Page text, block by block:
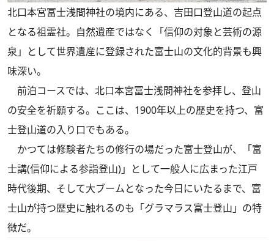
北口本宮冨士浅間神社の境内にある、吉田口登山道の起点
となる祖霊社。自然遺産ではなく「信仰の対象と芸術の源
泉」として世界遺産に登録された富士山の文化的背景も興
味深い。
前泊コースでは、北口本宮冨士浅間神社を参拝し、登山
の安全を祈願する。ここは、1900年以上の歴史を持つ、富
士登山道の入り口でもある。
かつては修験者たちの修行の場だった富士登山が、「富
士講(信仰による参詣登山)」として一般人に広まった江戸
時代後期、そして大ブームとなった今日にいたるまで、富
士山が持つ歴史に触れるのも「グラマラス富士登山」の特
徴だ。